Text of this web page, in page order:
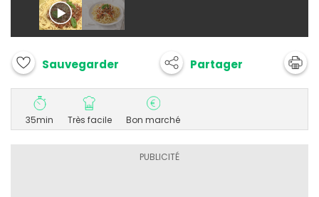
Sauvegarder Partager
35min Très facile Bon marché